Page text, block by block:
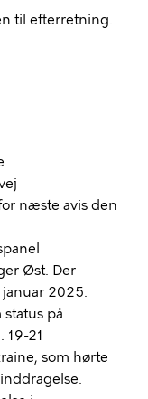
til efterretning.
næste avis den
Øst. Der
januar 2025.
på
19-21
som hørte